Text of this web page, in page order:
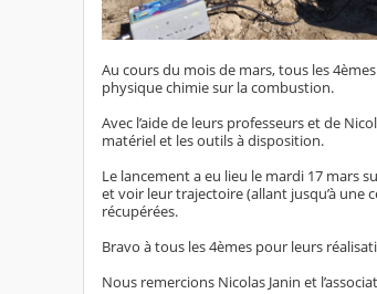
Au cours du mois de mars, tous les
physique chimie sur la combustion.
Avec l’aide de leurs professeurs et de
matériel et les outils à disposition.
Le lancement a eu lieu le mardi 17 mars
et voir leur trajectoire (allant jusqu’à une
récupérées.
Bravo à tous les 4èmes pour leurs
Nous remercions Nicolas Janin et